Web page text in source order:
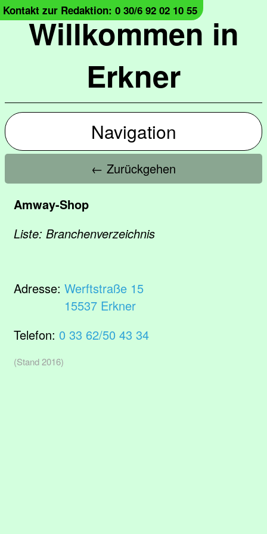
Willkommen in
Erkner
Kontakt zur Redaktion: 0 30/6 92 02 10 55
Navigation
← Zurückgehen
Amway-Shop
Liste: Branchenverzeichnis
Adresse: Werftstraße 15
15537 Erkner
Telefon: 0 33 62/50 43 34
(Stand 2016)